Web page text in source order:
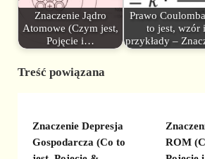
Znaczenie Jądro
Atomowe (Czym jest,
Pojęcie i…
Prawo
to jest, wzór i
przykłady –
Treść powiązana
Znaczenie Depresja
Gospodarcza (Co to
ROM